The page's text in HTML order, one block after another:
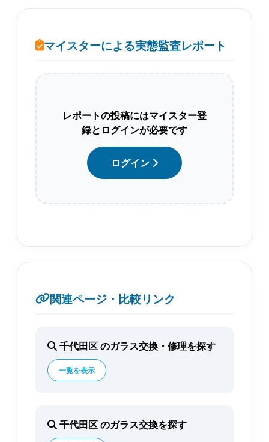
マイスターによる実態監査レポート
レポートの投稿にはマイスター登
録とログインが必要です
ログイン
関連ページ・比較リンク
千代田区 のガラス交換・修理を探す
一覧を表示
千代田区 のガラス交換を探す